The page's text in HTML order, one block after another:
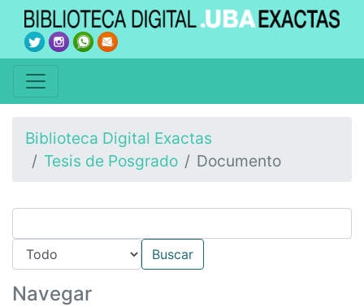
Biblioteca Digital Exactas
Tesis de Posgrado
Documento
Navegar